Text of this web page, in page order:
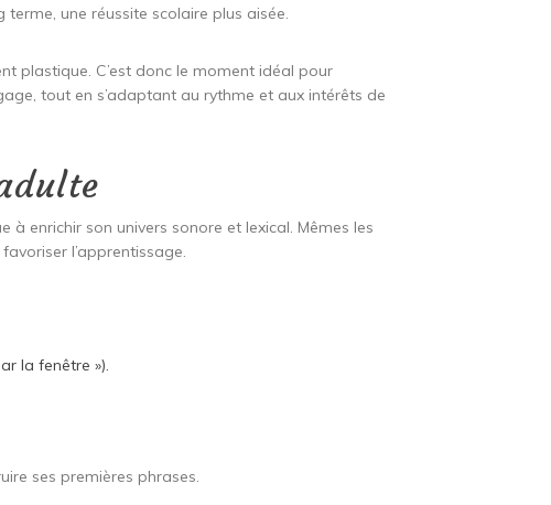
une réussite scolaire plus aisée.
plastique. C’est donc le moment idéal pour
tout en s’adaptant au rythme et aux intérêts de
enrichir son univers sonore et lexical. Mêmes les
l’apprentissage.
la fenêtre »).
ses premières phrases.